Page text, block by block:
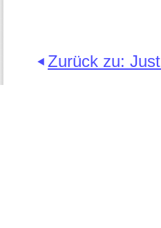
Zurück zu: